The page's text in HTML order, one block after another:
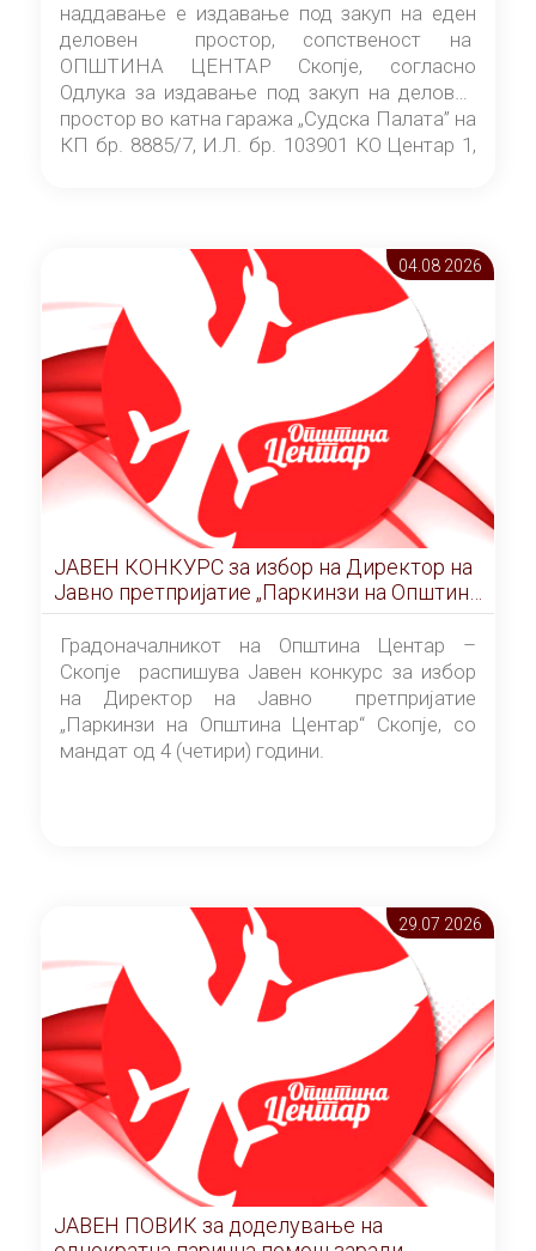
наддавање е издавање под закуп на еден
деловен простор, сопственост на
ОПШТИНА ЦЕНТАР Скопје, согласно
Одлука за издавање под закуп на деловен
простор во катна гаража „Судска Палата” на
КП бр. 8885/7, И.Л. бр. 103901 КО Центар 1,
Скопје” број 9/2026), за времетраење од 3
(три) години од денот на потпишувањето на
Договорот за закуп со најповолниот
понудувач.
04.08 2026
ЈАВЕН КОНКУРС за избор на Директор на
Јавно претпријатие „Паркинзи на Општина
Центар“ – Скопје
Градоначалникот на Општина Центар –
Скопје распишува Јавен конкурс за избор
на Директор на Јавно претпријатие
„Паркинзи на Општина Центар“ Скопје, со
мандат од 4 (четири) години.
29.07 2026
ЈАВЕН ПОВИК за доделување на